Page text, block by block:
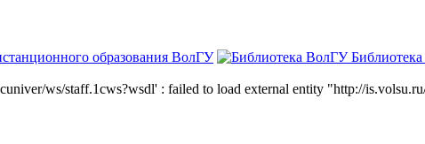
образования ВолГУ
ws/staff.1cws?wsdl' : failed to load external entity "http://